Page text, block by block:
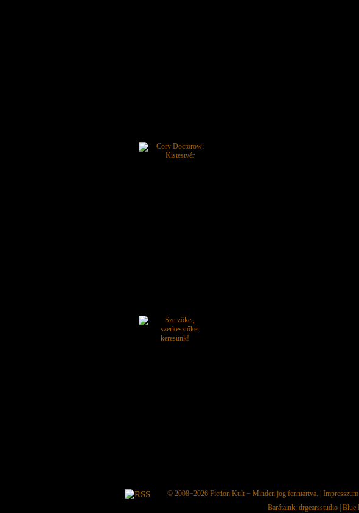
© 2008−2026 Fiction Kult− Minden jog fenntartva. | Impresszum|
Barátaink: drgearsstudio| Blue